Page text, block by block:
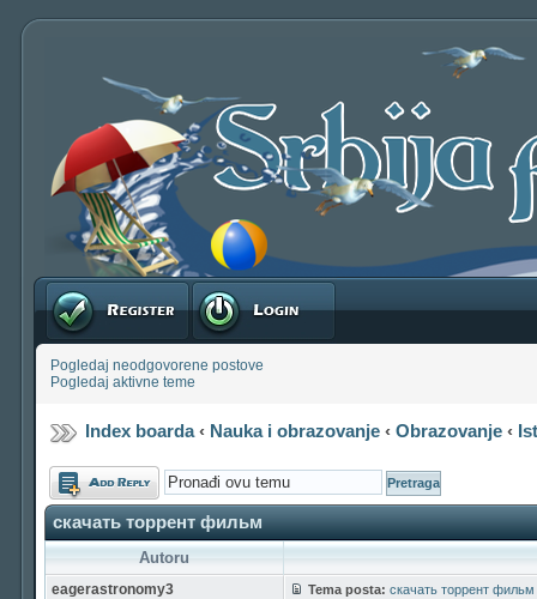
Registruj se Prijavite se
Pogledaj neodgovorene postove
Pogledaj aktivne teme
Index boarda‹ Nauka i obrazovanje‹ Obrazovanje‹
Odgovori
скачать торрент фильм
Autoru
eagerastronomy3 Tema posta: скачать торрент фильм